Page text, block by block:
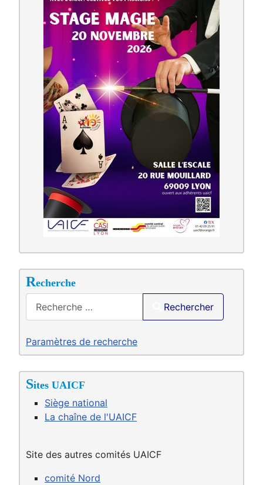
Recherche
Rechercher
Paramètres de recherche
Sites UAICF
Siège national
La chaîne de l'UAICF
Site des autres comités UAICF
comité Nord